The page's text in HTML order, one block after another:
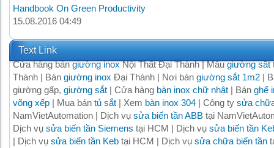
Handbook On Green Productivity
15.08.2016 04:49
Text Link
Cửa hàng bángiường inoxNội Thất Đại Thành | Mẫugiường sắt
Thành | Bán giường inox Đại Thành | Nơi bán giường sắt 1m2 |
giường gấp, giường sắt | Cửa hàng bàn inox chữ nhật | Bán ghế
võng xếp | Mua bán tủ sắt | Xem bàn inox 304 | Công ty sửa
NamVietAutomation | Dịch vụ sửa biến tần ABB tại
Dịch vụ sửa biến tần Siemens tại HCM | Dịch vụ sửa biến tần
| Dịch vụ sửa biến tần Keb tại HCM | Dịch vụ sửa chữa biến tần